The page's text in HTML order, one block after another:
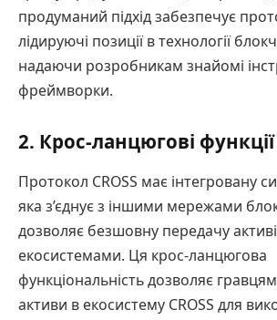
продуманий підхід забезпечує
лідируючі позиції в технології
надаючи розробникам знайомі
фреймворки.
2. Крос-ланцюгові функції
Протокол CROSS має інтегровану
яка з’єднує з іншими мережами
дозволяє безшовну передачу
екосистемами. Ця крос-ланцюгова
функціональність дозволяє
активи в екосистему CROSS для